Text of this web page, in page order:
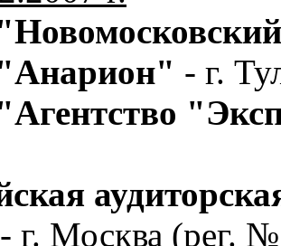
- г.
- г. Москва (рег.